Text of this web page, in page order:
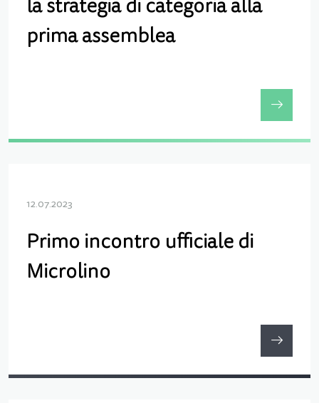
la strategia di categoria alla
prima assemblea
12.07.2023
Primo incontro ufficiale di
Microlino